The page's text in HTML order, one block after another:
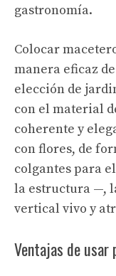
gastronomía.
Colocar
manera eficaz
elección de
con el material
coherente y
con flores, de
colgantes para
la estructura —,
vertical vivo y
Ventajas de usar